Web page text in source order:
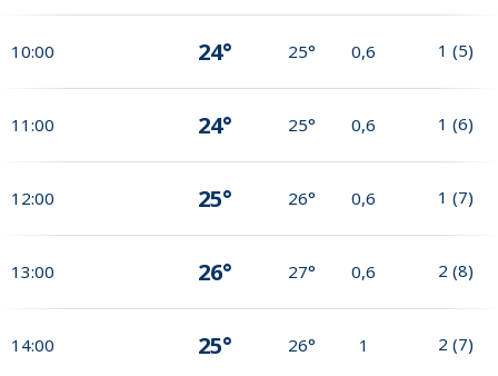
10:00 24° 25° 0,6 1 (5)
11:00 24° 25° 0,6 1 (6)
12:00 25° 26° 0,6 1 (7)
13:00 26° 27° 0,6 2 (8)
14:00 25° 26° 1 2 (7)